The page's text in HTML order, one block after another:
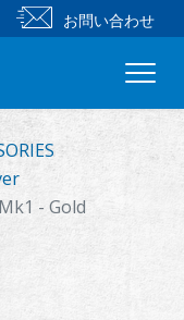
お問い合わせ
- Gold